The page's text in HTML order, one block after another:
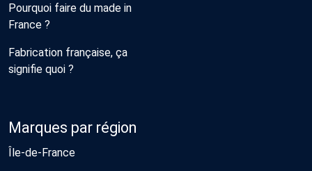
Pourquoi faire du made in
France ?
Fabrication française, ça
signifie quoi ?
Marques par région
Île-de-France